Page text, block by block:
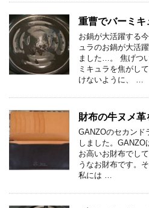
重曹でバーミ
お鍋が大活躍する
ュラのお鍋が大活
ました…。 焦げつ
ミキュラを焦がし
けないように、 …
財布の牛ヌメ
GANZOのセカンド
しました。
お高いお財布でし
うなお財布です。
私には …